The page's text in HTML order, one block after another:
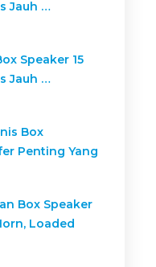
Jauh …
Speaker 15
Jauh …
Box
Penting Yang
Box Speaker
Loaded